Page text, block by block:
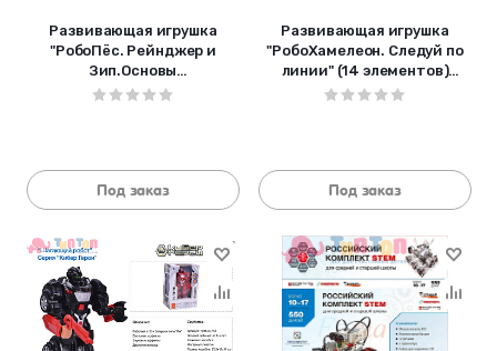
Развивающая игрушка
"РобоПёс. Рейнджер и
Зип.Основы
программирования" (22
Под заказ
Развивающая игрушка
"РобоХамелеон. Следуй по
линии" (14 элементов)
LER3098
Под заказ